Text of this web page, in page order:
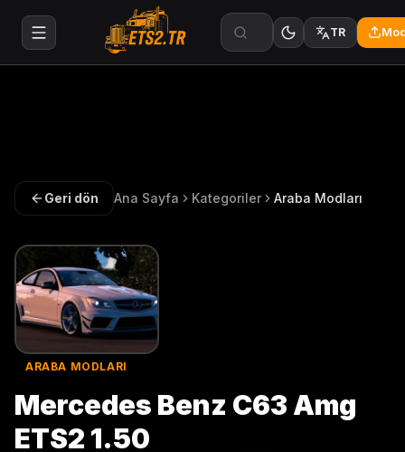
TR
Geri dön Ana Sayfa Kategoriler Araba Modları
ARABA MODLARI
Mercedes Benz C63 Amg
ETS2 1.50